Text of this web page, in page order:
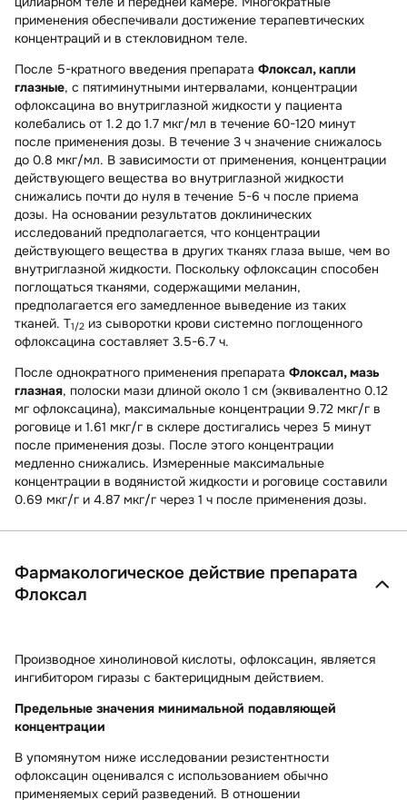
применения обеспечивали достижение терапевтических
концентраций и в стекловидном теле.
После 5-кратного введения препарата Флоксал, капли
глазные, с пятиминутными интервалами, концентрации
офлоксацина во внутриглазной жидкости у пациента
колебались от 1.2 до 1.7 мкг/мл в течение 60-120 минут
после применения дозы. В течение 3 ч значение снижалось
до 0.8 мкг/мл. В зависимости от применения, концентрации
действующего вещества во внутриглазной жидкости
снижались почти до нуля в течение 5-6 ч после приема
дозы. На основании результатов доклинических
исследований предполагается, что концентрации
действующего вещества в других тканях глаза выше, чем во
внутриглазной жидкости. Поскольку офлоксацин способен
поглощаться тканями, содержащими меланин,
предполагается его замедленное выведение из таких
тканей. T1/2 из сыворотки крови системно поглощенного
офлоксацина составляет 3.5-6.7 ч.
После однократного применения препарата Флоксал, мазь
глазная, полоски мази длиной около 1 см (эквивалентно 0.12
мг офлоксацина), максимальные концентрации 9.72 мкг/г в
роговице и 1.61 мкг/г в склере достигались через 5 минут
после применения дозы. После этого концентрации
медленно снижались. Измеренные максимальные
концентрации в водянистой жидкости и роговице составили
0.69 мкг/г и 4.87 мкг/г через 1 ч после применения дозы.
Фармакологическое действие препарата
Флоксал
Производное хинолиновой кислоты, офлоксацин, является
ингибитором гиразы с бактерицидным действием.
Предельные значения минимальной подавляющей
концентрации
В упомянутом ниже исследовании резистентности
офлоксацин оценивался с использованием обычно
применяемых серий разведений. В отношении